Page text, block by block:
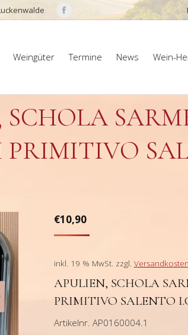
Facebook
window
Weingüter Termine News Wein-
SCHOLA
€10,90
inkl. 19 % MwSt. zzgl. Versandkosten
APULIEN, SCHOLA
PRIMITIVO SALENTO
Artikelnr. AP0160004.1